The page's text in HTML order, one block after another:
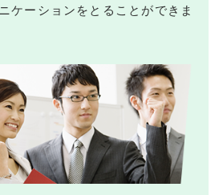
ケーションをとることができま